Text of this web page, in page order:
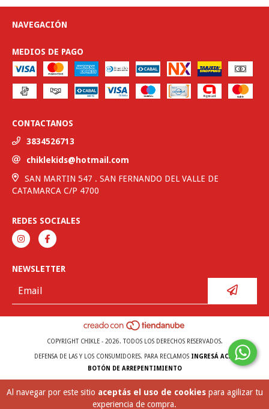
Al navegar por este sitio aceptás el uso de cookiespara agilizar tu
experiencia de compra.
NAVEGACIÓN
MEDIOS DE PAGO
CONTACTANOS
3834526713
chiklekids@hotmail.com
SAN MARTIN 547 . SAN FERNANDO DEL VALLE DE
CATAMARCA C/P 4700
REDES SOCIALES
NEWSLETTER
COPYRIGHT CHIKLE - 2026. TODOS LOS DERECHOS RESERVADOS.
DEFENSA DE LAS Y LOS CONSUMIDORES. PARA RECLAMOS INGRESÁ ACÁ.
BOTÓN DE ARREPENTIMIENTO